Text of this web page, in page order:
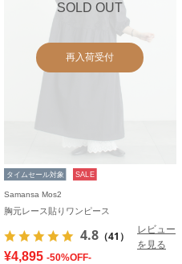
SOLD OUT
再入荷受付
タイムセール対象 SALE
Samansa Mos2
胸元レース貼りワンピース
4.8 （41）
レビュー
を見る
¥4,895 -50%OFF-